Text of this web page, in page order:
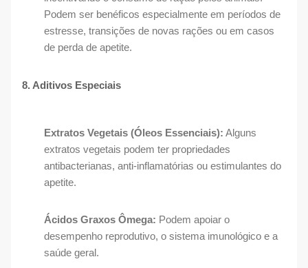
Podem ser benéficos especialmente em períodos de
estresse, transições de novas rações ou em casos
de perda de apetite.
8. Aditivos Especiais
Extratos Vegetais (Óleos Essenciais): Alguns
extratos vegetais podem ter propriedades
antibacterianas, anti-inflamatórias ou estimulantes do
apetite.
Ácidos Graxos Ômega: Podem apoiar o
desempenho reprodutivo, o sistema imunológico e a
saúde geral.